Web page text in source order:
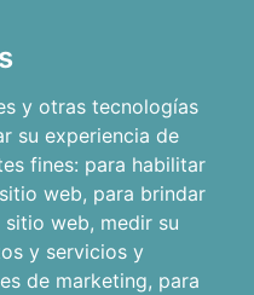
y otras tecnologías
su experiencia de
fines: para habilitar
web, para brindar
sitio web, medir su
y servicios y
de marketing, para